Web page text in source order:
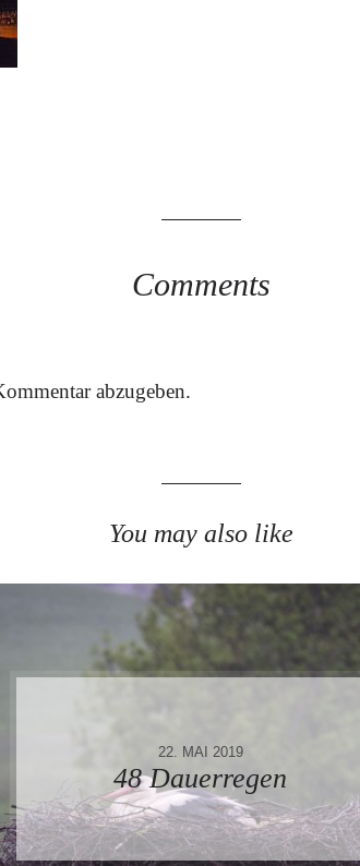
Comments
abzugeben.
You may also like
22. MAI 2019
48 Dauerregen